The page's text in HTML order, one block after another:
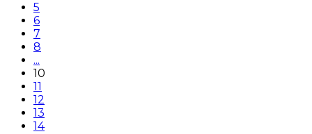
5
6
7
8
...
10
11
12
13
14